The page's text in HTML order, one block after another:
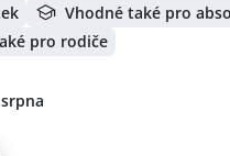
Vhodné také pro
pro rodiče